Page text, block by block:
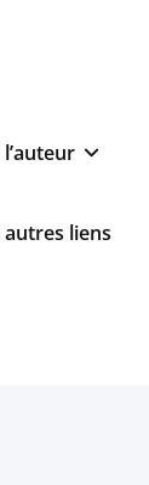
l’auteur
autres liens